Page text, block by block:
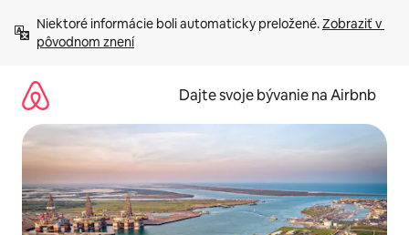
obsah.
Niektoré informácie boli automaticky preložené. Zobraziť v
pôvodnom znení
Dajte svoje bývanie na Airbnb